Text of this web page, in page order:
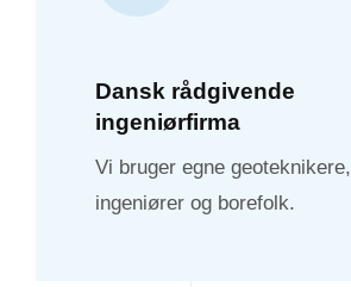
Dansk rådgivende
ingeniørfirma
Vi bruger egne geoteknikere,
ingeniører og borefolk.